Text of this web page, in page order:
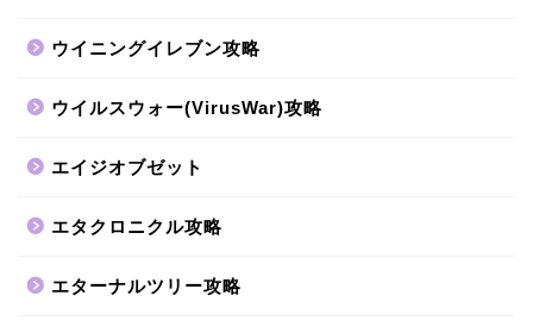
ウイニングイレブン攻略
ウイルスウォー(VirusWar)攻略
エイジオブゼット
エタクロニクル攻略
エターナルツリー攻略